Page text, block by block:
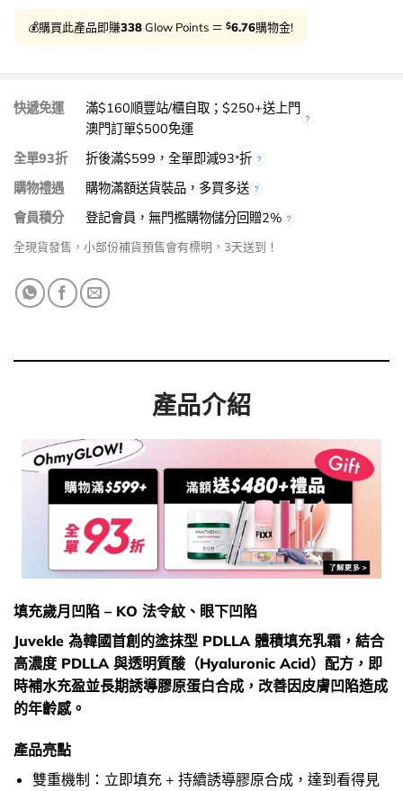
💰購買此產品即賺338Glow Points ＝ $6.76購物金!
快遞免運
滿$160順豐站/櫃自取；$250+送上門
澳門訂單$500免運
全單93折
折後滿$599，全單即減93*折
購物禮遇
購物滿額送貨裝品，多買多送
會員積分
登記會員，無門檻購物儲分回贈2%
全現貨發售，小部份補貨預售會有標明，3天送到！
產品介紹
填充歲月凹陷 – KO 法令紋、眼下凹陷
Juvekle 為韓國首創的塗抹型 PDLLA 體積填充乳霜，結合
高濃度 PDLLA 與透明質酸（Hyaluronic Acid）配方，即
時補水充盈並長期誘導膠原蛋白合成，改善因皮膚凹陷造成
的年齡感。
產品亮點
雙重機制：立即填充 + 持續誘導膠原合成，達到看得見